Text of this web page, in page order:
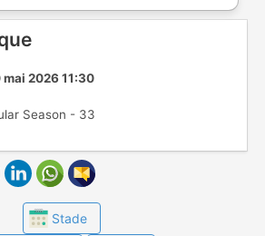
en [première division]
competition/31/
dernières descendent en
2026 11:30
Season - 33
Stade